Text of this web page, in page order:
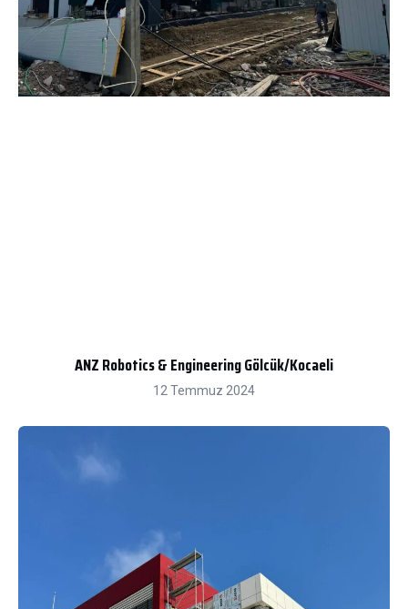
ANZ Robotics & Engineering Gölcük/Kocaeli
12 Temmuz 2024